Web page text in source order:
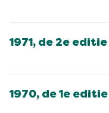
1971, de 2e editie
1970, de 1e editie